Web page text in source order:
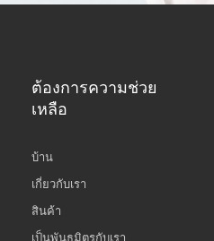
ต้องการความช่วย
เหลือ
บ้าน
เกี่ยวกับเรา
สินค้า
เป็นพันธมิตรกับเรา